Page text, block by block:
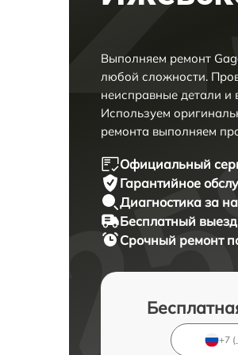
Выполняем ремонт
любой сложности.
неисправные детали и
Используем
ремонта выполняем
Официальный
Гарантийное
Диагностика за
Бесплатный
Срочный ремонт